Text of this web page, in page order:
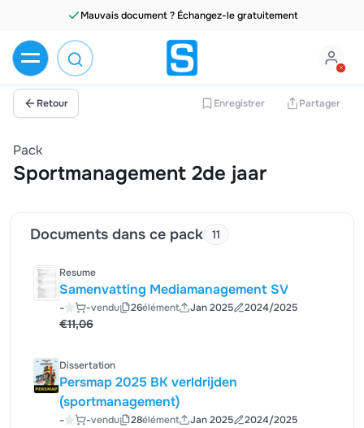
Mauvais document ? Échangez-le gratuitement
Retour Enregistrer Partager
Pack
Sportmanagement 2de jaar
Documents dans ce pack 11
Resume
Samenvatting Mediamanagement SV
- -vendu 26élément Jan 2025 2024/2025
€11,06
Dissertation
Persmap 2025 BK verldrijden
(sportmanagement)
- -vendu 28élément Jan 2025 2024/2025